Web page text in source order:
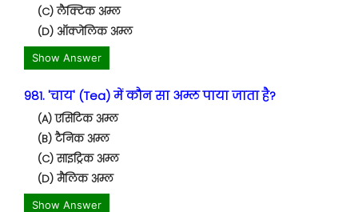
(C) लैक्टिक अम्ल
(D) ऑक्जेलिक अम्ल
Show Answer
981. 'चाय' (Tea) में कौन सा अम्ल पाया जाता है?
(A) एसिटिक अम्ल
(B) टैनिक अम्ल
(C) साइट्रिक अम्ल
(D) मैलिक अम्ल
Show Answer